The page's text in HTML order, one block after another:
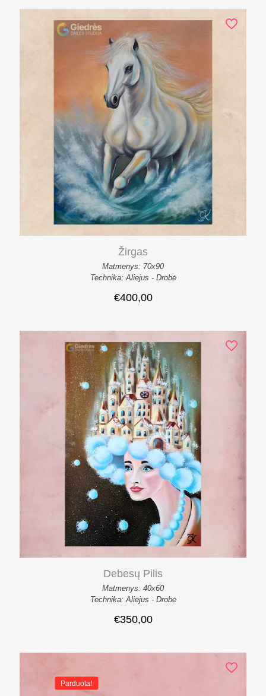
Žirgas
Matmenys: 70x90
Technika: Aliejus - Drobė
€400,00
Debesų Pilis
Matmenys: 40x60
Technika: Aliejus - Drobė
€350,00
Parduota!